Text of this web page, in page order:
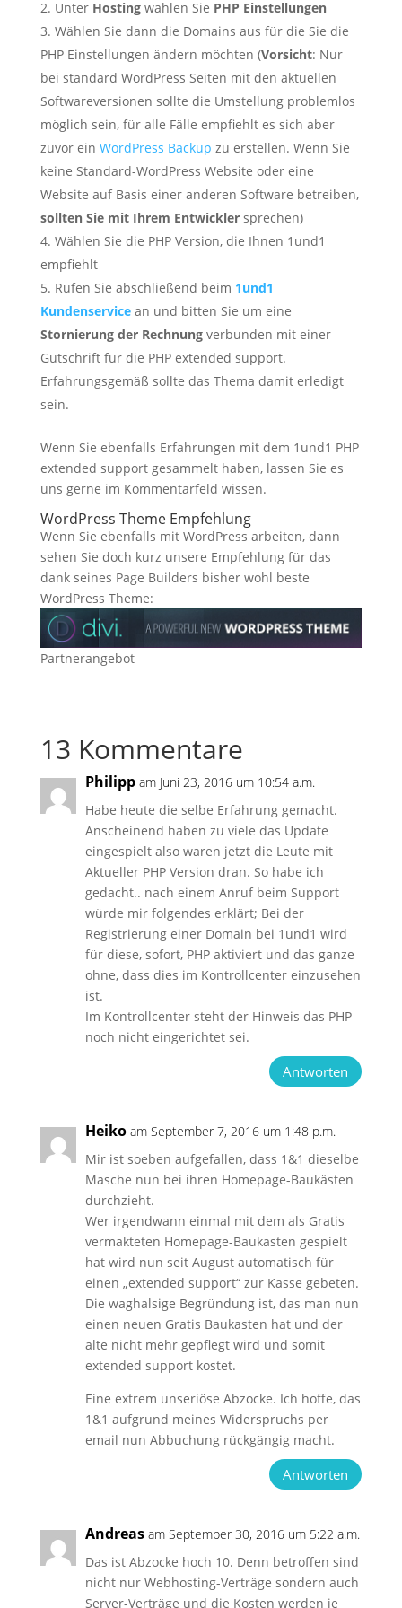
Unter Hostingwählen Sie PHP Einstellungen
Wählen Sie dann die Domains aus für die Sie die
PHP Einstellungen ändern möchten (Vorsicht: Nur
bei standard WordPress Seiten mit den aktuellen
Softwareversionen sollte die Umstellung problemlos
möglich sein, für alle Fälle empfiehlt es sich aber
zuvor ein WordPress Backup zu erstellen. Wenn Sie
keine Standard-WordPress Website oder eine
Website auf Basis einer anderen Software betreiben,
sollten Sie mit Ihrem Entwicklersprechen)
Wählen Sie die PHP Version, die Ihnen 1und1
empfiehlt
Rufen Sie abschließend beim 1und1
Kundenservicean und bitten Sie um eine
Stornierung der Rechnungverbunden mit einer
Gutschrift für die PHP extended support.
Erfahrungsgemäß sollte das Thema damit erledigt
sein.
Wenn Sie ebenfalls Erfahrungen mit dem 1und1 PHP
extended support gesammelt haben, lassen Sie es
uns gerne im Kommentarfeld wissen.
WordPress Theme Empfehlung
Wenn Sie ebenfalls mit WordPress arbeiten, dann
sehen Sie doch kurz unsere Empfehlung für das
dank seines Page Builders bisher wohl beste
WordPress Theme:
Partnerangebot
13 Kommentare
Philipp am Juni 23, 2016 um 10:54 a.m.
Habe heute die selbe Erfahrung gemacht.
Anscheinend haben zu viele das Update
eingespielt also waren jetzt die Leute mit
Aktueller PHP Version dran. So habe ich
gedacht.. nach einem Anruf beim Support
würde mir folgendes erklärt; Bei der
Registrierung einer Domain bei 1und1 wird
für diese, sofort, PHP aktiviert und das ganze
ohne, dass dies im Kontrollcenter einzusehen
ist.
Im Kontrollcenter steht der Hinweis das PHP
noch nicht eingerichtet sei.
Antworten
Heiko am September 7, 2016 um 1:48 p.m.
Mir ist soeben aufgefallen, dass 1&1 dieselbe
Masche nun bei ihren Homepage-Baukästen
durchzieht.
Wer irgendwann einmal mit dem als Gratis
vermakteten Homepage-Baukasten gespielt
hat wird nun seit August automatisch für
einen „extended support“ zur Kasse gebeten.
Die waghalsige Begründung ist, das man nun
einen neuen Gratis Baukasten hat und der
alte nicht mehr gepflegt wird und somit
extended support kostet.
Eine extrem unseriöse Abzocke. Ich hoffe, das
1&1 aufgrund meines Widerspruchs per
email nun Abbuchung rückgängig macht.
Antworten
Andreas am September 30, 2016 um 5:22 a.m.
Das ist Abzocke hoch 10. Denn betroffen sind
nicht nur Webhosting-Verträge sondern auch
Server-Verträge und die Kosten werden je